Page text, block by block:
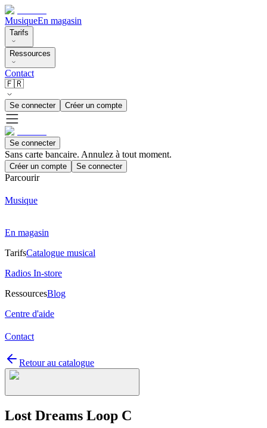
MusiqueEn magasin
Tarifs
Ressources
Contact
🇫🇷
Se connecter Créer un compte
Se connecter
Sans carte bancaire. Annulez à tout moment.
Créer un compte Se connecter
Parcourir
Musique
En magasin
TarifsCatalogue musical
Radios In-store
RessourcesBlog
Centre d'aide
Contact
Retour au catalogue
Lost Dreams Loop C